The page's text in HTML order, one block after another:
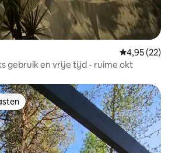
Gemiddelde
4,95 (22)
gebruik en vrije tijd - ruime okt